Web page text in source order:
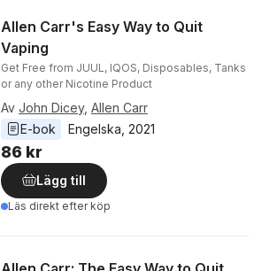
Allen Carr's Easy Way to Quit
Vaping
Get Free from JUUL, IQOS, Disposables, Tanks
or any other Nicotine Product
Av John Dicey, Allen Carr
E-bok
Engelska 2021
86 kr
Lägg till
Läs direkt efter köp